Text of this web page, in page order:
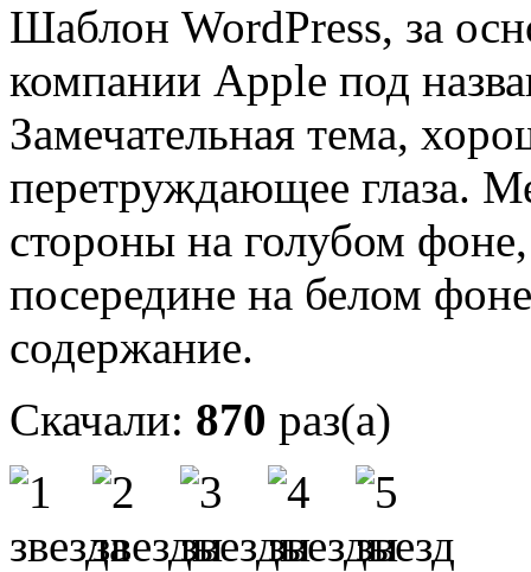
Шаблон WordPress, за
компании Apple под
Замечательная тема,
перетруждающее глаза.
стороны на голубом
посередине на белом
содержание.
Скачали: 870 раз(а)